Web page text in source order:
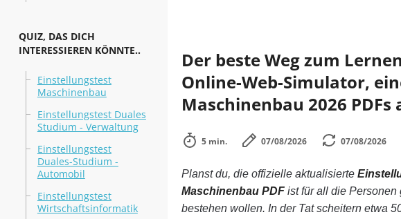
QUIZ, DAS DICH
INTERESSIEREN KÖNNTE..
Einstellungstest
Maschinenbau
Einstellungstest Duales
Studium - Verwaltung
Einstellungstest
Duales-Studium -
Automobil
Einstellungstest
Wirtschaftsinformatik
Der beste Weg zum
Online-Web-Simulator,
Maschinenbau 2026 PDFs
5 min. 07/08/2026 07/08/2026
Planst du, die offizielle aktualisierte
Maschinenbau PDFist für all die Personen
bestehen wollen. In der Tat scheitern etwa